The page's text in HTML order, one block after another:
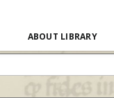
ABOUT LIBRARY